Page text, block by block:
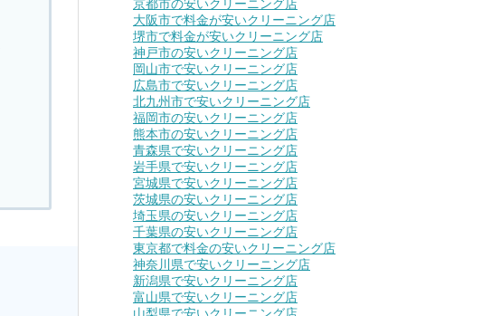
京都市の安いクリーニング店
大阪市で料金が安いクリーニング店
堺市で料金が安いクリーニング店
神戸市の安いクリーニング店
岡山市で安いクリーニング店
広島市で安いクリーニング店
北九州市で安いクリーニング店
福岡市の安いクリーニング店
熊本市の安いクリーニング店
青森県で安いクリーニング店
岩手県で安いクリーニング店
宮城県で安いクリーニング店
茨城県の安いクリーニング店
埼玉県の安いクリーニング店
千葉県の安いクリーニング店
東京都で料金の安いクリーニング店
神奈川県で安いクリーニング店
新潟県で安いクリーニング店
富山県で安いクリーニング店